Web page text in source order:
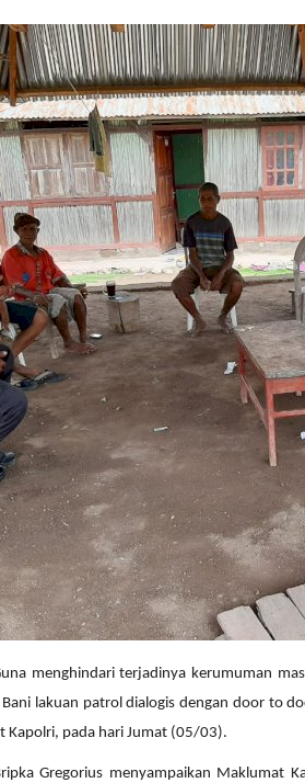
menghindari terjadinya kerumuman
lakuan patrol dialogis dengan door to
Kapolri, pada hari Jumat (05/03).
Gregorius menyampaikan Maklumat